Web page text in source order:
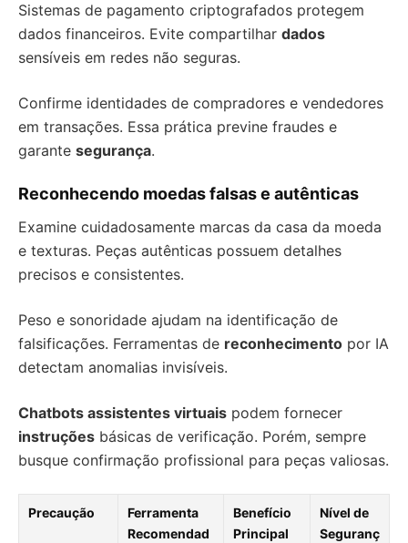
Sistemas de pagamento criptografados protegem
dados financeiros. Evite compartilhar dados
sensíveis em redes não seguras.
Confirme identidades de compradores e vendedores
em transações. Essa prática previne fraudes e
garante segurança.
Reconhecendo moedas falsas e autênticas
Examine cuidadosamente marcas da casa da moeda
e texturas. Peças autênticas possuem detalhes
precisos e consistentes.
Peso e sonoridade ajudam na identificação de
falsificações. Ferramentas de reconhecimento por IA
detectam anomalias invisíveis.
Chatbots assistentes virtuais podem fornecer
instruções básicas de verificação. Porém, sempre
busque confirmação profissional para peças valiosas.
Precaução
Ferramenta
Recomendad
Benefício
Principal
Nível de
Seguranç